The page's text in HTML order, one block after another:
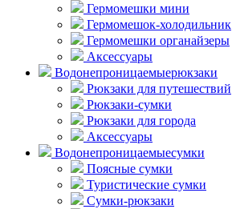
Гермомешки мини
Гермомешок-холодильник
Гермомешки органайзеры
Аксессуары
Водонепроницаемыерюкзаки
Рюкзаки для путешествий
Рюкзаки-сумки
Рюкзаки для города
Аксессуары
Водонепроницаемыесумки
Поясные сумки
Туристические сумки
Сумки-рюкзаки